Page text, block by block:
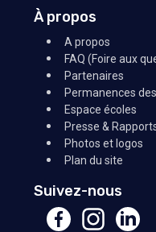
À propos
A propos
FAQ (Foire aux
Partenaires
Permanences
Espace écoles
Presse &
Photos et logos
Plan du site
Suivez-nous